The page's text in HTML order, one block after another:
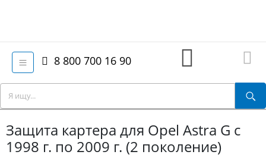
8 800 700 16 90
Защита картера для Opel Astra G с
1998 г. по 2009 г. (2 поколение)